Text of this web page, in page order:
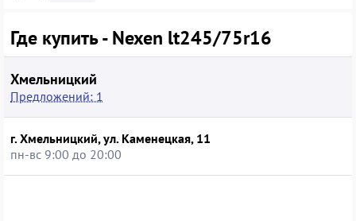
Где купить - Nexen lt245/75r16
Хмельницкий
Предложений: 1
г. Хмельницкий, ул. Каменецкая, 11
пн-вс 9:00 до 20:00